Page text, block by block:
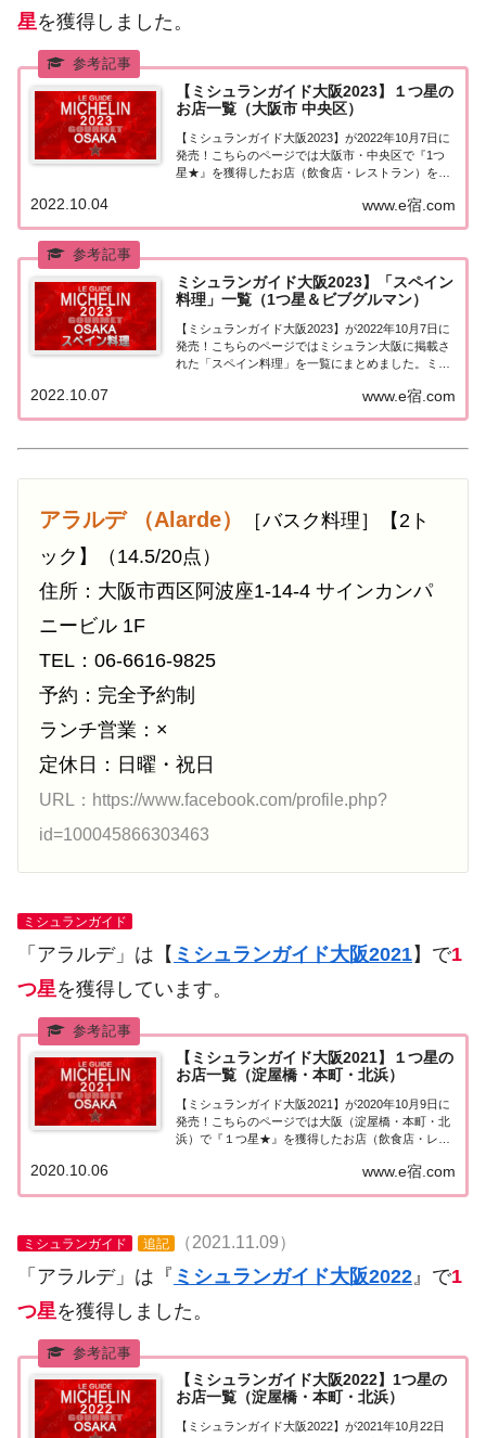
星を獲得しました。
【ミシュランガイド大阪2023】１つ星の
お店一覧（大阪市 中央区）
【ミシュランガイド大阪2023】が2022年10月7日に
発売！こちらのページでは大阪市・中央区で『1つ
星★』を獲得したお店（飲食店・レストラン）を一
つ星』ミシュランガイド大阪2023「大阪市 中央区」
で「1つ星」を獲得したお店は1...
www.e宿.com
2022.10.04
ミシュランガイド大阪2023】「スペイン
料理」一覧（1つ星＆ビブグルマン）
【ミシュランガイド大阪2023】が2022年10月7日に
発売！こちらのページではミシュラン大阪に掲載さ
れた「スペイン料理」を一覧にまとめました。ミシ
ド大阪2023」に掲載されたスペイン料理のお店は6
店（3つ星0店、2つ星0店、1つ...
www.e宿.com
2022.10.07
アラルデ （Alarde）
［バスク料理］【2ト
ック】（14.5/20点）
住所：大阪市西区阿波座1-14-4 サインカンパ
ニービル 1F
TEL：06-6616-9825
予約：完全予約制
ランチ営業：×
定休日：日曜・祝日
URL：https://www.facebook.com/profile.php?
id=100045866303463
ミシュランガイド
「アラルデ」は【 ミシュランガイド大阪2021】で1
つ星を獲得しています。
【ミシュランガイド大阪2021】１つ星の
お店一覧（淀屋橋・本町・北浜）
【ミシュランガイド大阪2021】が2020年10月9日に
発売！こちらのページでは大阪（淀屋橋・本町・北
浜）で『１つ星★』を獲得したお店（飲食店・レス
大阪2021『1つ星』ミシュランガイド大阪2021「淀
www.e宿.com
2020.10.06
ミシュランガイド 追記 （2021.11.09）
「アラルデ」は『 ミシュランガイド大阪2022 』で1
つ星を獲得しました。
【ミシュランガイド大阪2022】1つ星の
お店一覧（淀屋橋・本町・北浜）
【ミシュランガイド大阪2022】が2021年10月22日